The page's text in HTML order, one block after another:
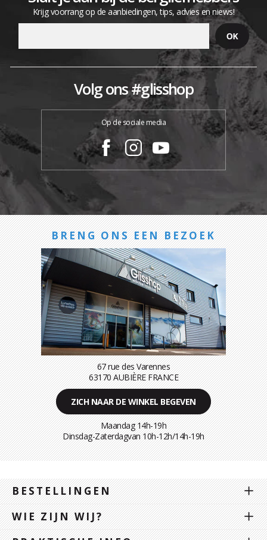
Krijg voorrang op de aanbiedingen, tips, advies en niews!
Volg ons #glisshop
Op de sociale media
BRENG ONS EEN BEZOEK
67 rue des Varennes
63170 AUBIÈRE FRANCE
ZICH NAAR DE WINKEL BEGEVEN
Maandag 14h-19h
Dinsdag-Zaterdagvan 10h-12h/14h-19h
BESTELLINGEN
WIE ZIJN WIJ?